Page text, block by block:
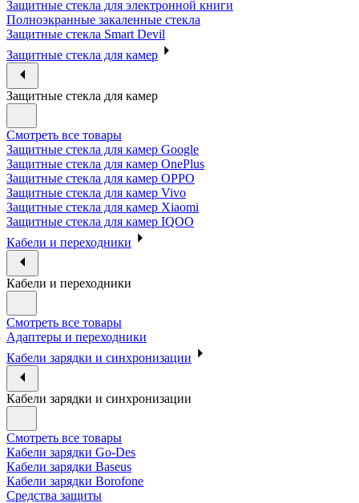
Защитные стекла для электронной книги
Полноэкранные закаленные стекла
Защитные стекла Smart Devil
Защитные стекла для камер
Защитные стекла для камер
Смотреть все товары
Защитные стекла для камер Google
Защитные стекла для камер OnePlus
Защитные стекла для камер OPPO
Защитные стекла для камер Vivo
Защитные стекла для камер Xiaomi
Защитные стекла для камер IQOO
Кабели и переходники
Кабели и переходники
Смотреть все товары
Адаптеры и переходники
Кабели зарядки и синхронизации
Кабели зарядки и синхронизации
Смотреть все товары
Кабели зарядки Go-Des
Кабели зарядки Baseus
Кабели зарядки Borofone
Средства защиты